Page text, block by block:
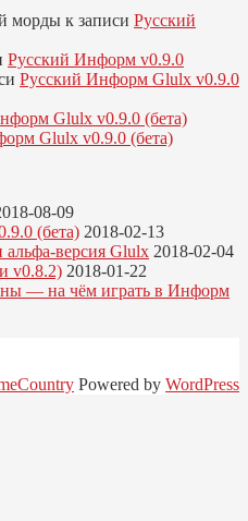
морды к записи Русский
Русский Информ v0.9.0
Русский Информ Glulx v0.9.0
Glulx v0.9.0 (бета)
Glulx v0.9.0 (бета)
08-09
(бета) 2018-02-13
версия Glulx 2018-02-04
v0.8.2) 2018-01-22
— на чём играть в Информ
Powered by WordPress